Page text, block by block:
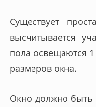
Существует
высчитывается
пола освещаются 1
размеров окна.
Окно должно быть